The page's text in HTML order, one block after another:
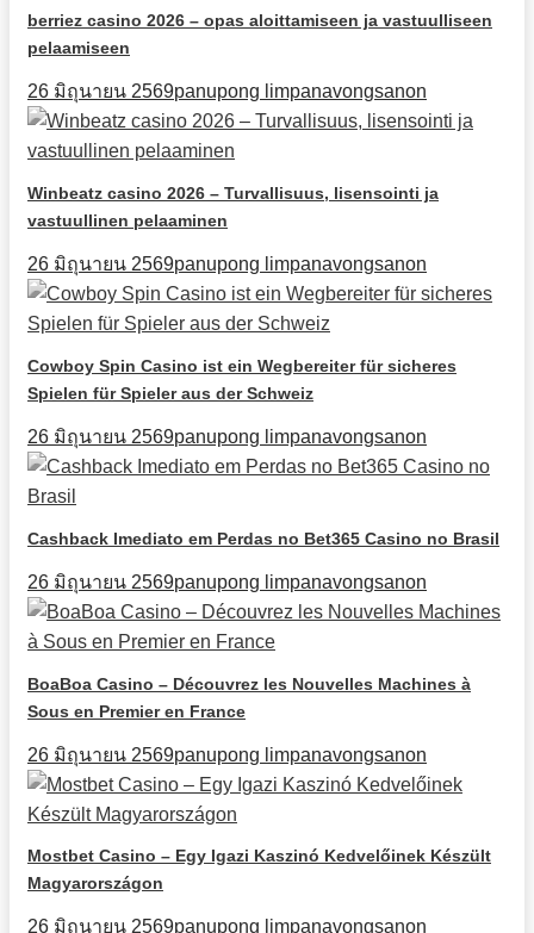
berriez casino 2026 – opas aloittamiseen ja vastuulliseen
pelaamiseen
26 มิถุนายน 2569panupong limpanavongsanon
Winbeatz casino 2026 – Turvallisuus, lisensointi ja
vastuullinen pelaaminen
26 มิถุนายน 2569panupong limpanavongsanon
Cowboy Spin Casino ist ein Wegbereiter für sicheres
Spielen für Spieler aus der Schweiz
26 มิถุนายน 2569panupong limpanavongsanon
Cashback Imediato em Perdas no Bet365 Casino no Brasil
26 มิถุนายน 2569panupong limpanavongsanon
BoaBoa Casino – Découvrez les Nouvelles Machines à
Sous en Premier en France
26 มิถุนายน 2569panupong limpanavongsanon
Mostbet Casino – Egy Igazi Kaszinó Kedvelőinek Készült
Magyarországon
26 มิถุนายน 2569panupong limpanavongsanon